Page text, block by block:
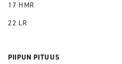
17 HMR
22 LR
PIIPUN PITUUS